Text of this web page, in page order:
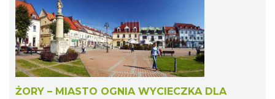
ŻORY – MIASTO OGNIA WYCIECZKA DLA